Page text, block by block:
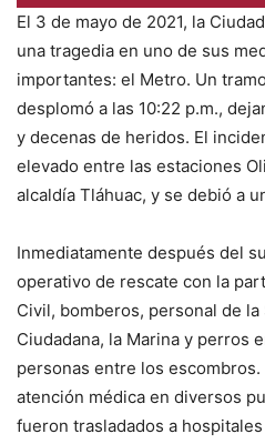
El 3 de mayo de 2021, la
una tragedia en uno de sus
importantes: el Metro. Un
desplomó a las 10:22 p.m.,
y decenas de heridos. El
elevado entre las estaciones
alcaldía Tláhuac, y se debió a
Inmediatamente después del
operativo de rescate con la
Civil, bomberos, personal de
Ciudadana, la Marina y perros
personas entre los
atención médica en diversos
fueron trasladados a